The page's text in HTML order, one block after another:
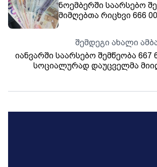
ნოემბერში საარსებო
მიმღებთა რიცხვი 666
შემდეგი ახალი
იანვარში საარსებო შემწეობა 667
სოციალურად დაუცველმა